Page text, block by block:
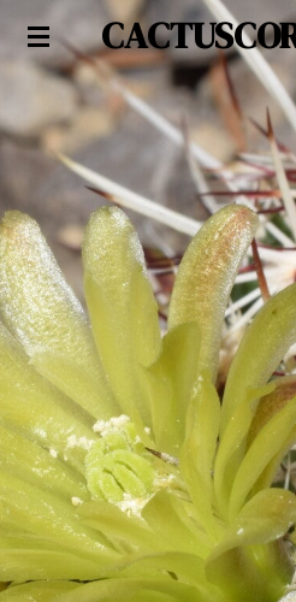
Zum
Hauptinhalt
springen